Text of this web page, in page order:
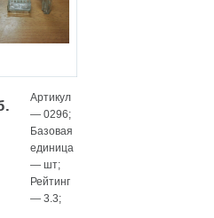
Артикул
—0296;
Базовая
единица
—шт;
Рейтинг
—3.3;